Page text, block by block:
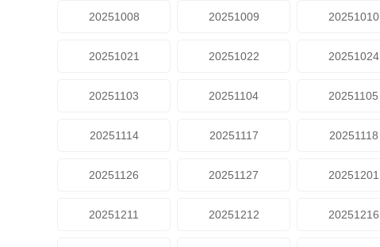
20251008 20251009 20251010
20251021 20251022 20251024
20251103 20251104 20251105
20251114 20251117 20251118
20251126 20251127 20251201
20251211 20251212 20251216